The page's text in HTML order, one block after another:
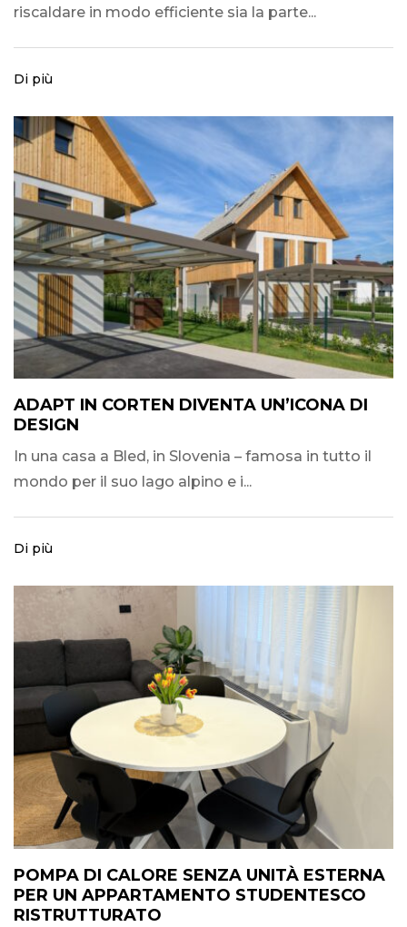
riscaldare in modo efficiente sia la parte...
Di più
ADAPT IN CORTEN DIVENTA UN’ICONA DI
DESIGN
In una casa a Bled, in Slovenia – famosa in tutto il
mondo per il suo lago alpino e i...
Di più
POMPA DI CALORE SENZA UNITÀ ESTERNA
PER UN APPARTAMENTO STUDENTESCO
RISTRUTTURATO